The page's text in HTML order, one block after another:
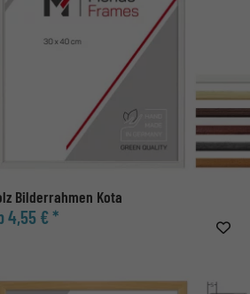
Bilderrahmen Kota
4,55 € *